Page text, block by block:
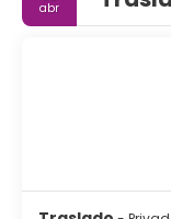
abr